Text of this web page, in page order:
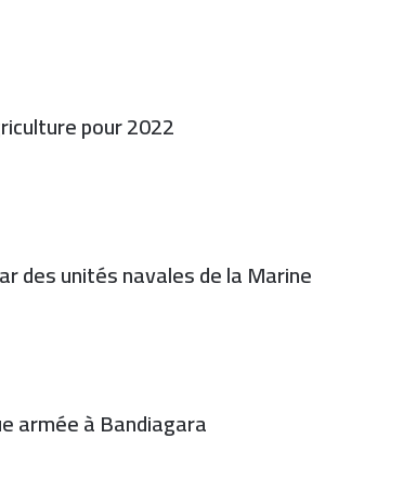
pour 2022
des unités navales de la Marine
armée à Bandiagara